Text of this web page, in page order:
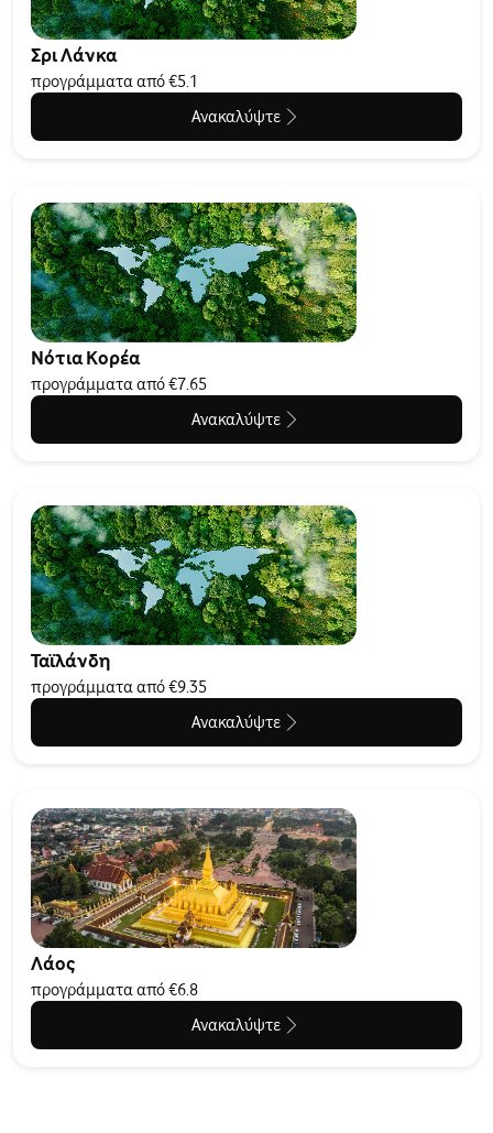
Σρι Λάνκα
προγράμματα από €5.1
Ανακαλύψτε
Νότια Κορέα
προγράμματα από €7.65
Ανακαλύψτε
Ταϊλάνδη
προγράμματα από €9.35
Ανακαλύψτε
Λάος
προγράμματα από €6.8
Ανακαλύψτε